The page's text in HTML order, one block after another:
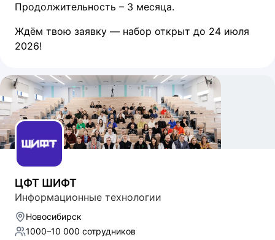
Продолжительность – 3 месяца.
Ждём твою заявку — набор открыт до 24 июля
2026!
ЦФТ ШИФТ
Информационные технологии
Новосибирск
1000–10 000 сотрудников